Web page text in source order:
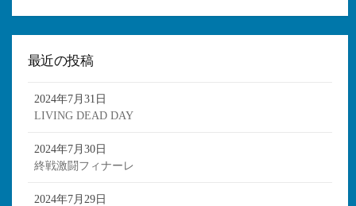
最近の投稿
2024年7月31日
LIVING DEAD DAY
2024年7月30日
終戦激闘フィナーレ
2024年7月29日